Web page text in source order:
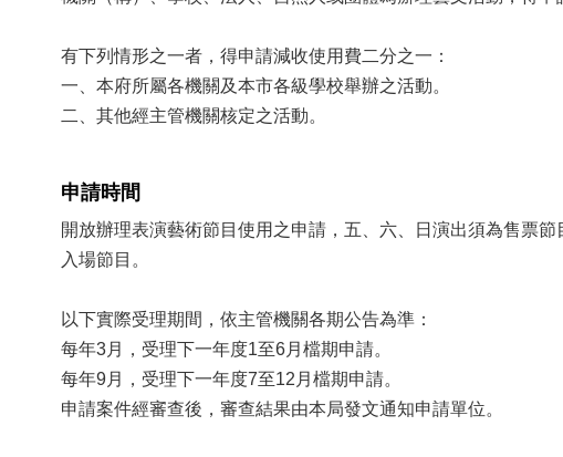
有下列情形之一者，得申請減收使用費二分之一：
一、本府所屬各機關及本市各級學校舉辦之活動。
二、其他經主管機關核定之活動。
申請時間
開放辦理表演藝術節目使用之申請，五、六、日演出須為售票
入場節目。
以下實際受理期間，依主管機關各期公告為準：
每年3月，受理下一年度1至6月檔期申請。
每年9月，受理下一年度7至12月檔期申請。
申請案件經審查後，審查結果由本局發文通知申請單位。